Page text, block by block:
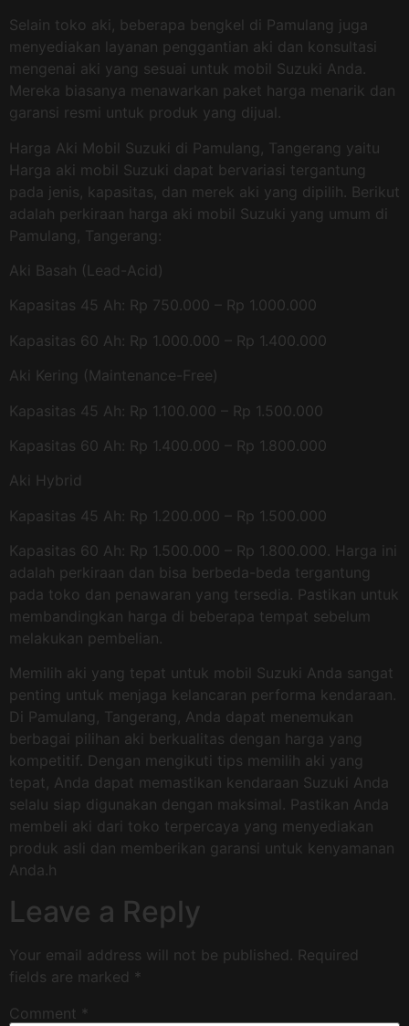
Selain toko aki, beberapa bengkel di Pamulang juga
menyediakan layanan penggantian aki dan konsultasi
mengenai aki yang sesuai untuk mobil Suzuki Anda.
Mereka biasanya menawarkan paket harga menarik dan
garansi resmi untuk produk yang dijual.
Harga Aki Mobil Suzuki di Pamulang, Tangerang yaitu
Harga aki mobil Suzuki dapat bervariasi tergantung
pada jenis, kapasitas, dan merek aki yang dipilih. Berikut
adalah perkiraan harga aki mobil Suzuki yang umum di
Pamulang, Tangerang:
Aki Basah (Lead-Acid)
Kapasitas 45 Ah: Rp 750.000 – Rp 1.000.000
Kapasitas 60 Ah: Rp 1.000.000 – Rp 1.400.000
Aki Kering (Maintenance-Free)
Kapasitas 45 Ah: Rp 1.100.000 – Rp 1.500.000
Kapasitas 60 Ah: Rp 1.400.000 – Rp 1.800.000
Aki Hybrid
Kapasitas 45 Ah: Rp 1.200.000 – Rp 1.500.000
Kapasitas 60 Ah: Rp 1.500.000 – Rp 1.800.000. Harga ini
adalah perkiraan dan bisa berbeda-beda tergantung
pada toko dan penawaran yang tersedia. Pastikan untuk
membandingkan harga di beberapa tempat sebelum
melakukan pembelian.
Memilih aki yang tepat untuk mobil Suzuki Anda sangat
penting untuk menjaga kelancaran performa kendaraan.
Di Pamulang, Tangerang, Anda dapat menemukan
berbagai pilihan aki berkualitas dengan harga yang
kompetitif. Dengan mengikuti tips memilih aki yang
tepat, Anda dapat memastikan kendaraan Suzuki Anda
selalu siap digunakan dengan maksimal. Pastikan Anda
membeli aki dari toko terpercaya yang menyediakan
produk asli dan memberikan garansi untuk kenyamanan
Anda.h
Leave a Reply
Your email address will not be published.
Required
fields are marked *
Comment *